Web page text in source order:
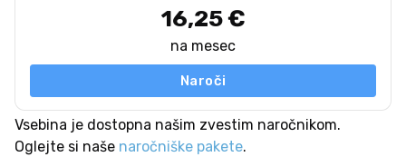
16,25 €
na mesec
Naroči
Vsebina je dostopna našim zvestim naročnikom.
Oglejte si naše naročniške pakete.